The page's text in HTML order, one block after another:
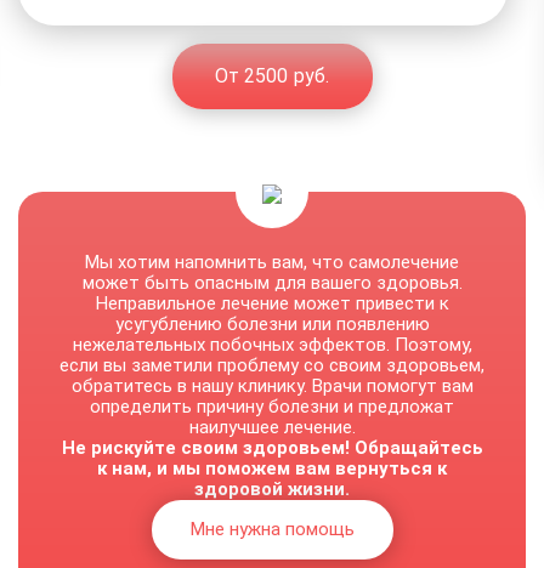
От 2500 руб.
Мы хотим напомнить вам, что самолечение
может быть опасным для вашего здоровья.
Неправильное лечение может привести к
усугублению болезни или появлению
нежелательных побочных эффектов. Поэтому,
если вы заметили проблему со своим здоровьем,
обратитесь в нашу клинику. Врачи помогут вам
определить причину болезни и предложат
наилучшее лечение.
Не рискуйте своим здоровьем! Обращайтесь
к нам, и мы поможем вам вернуться к
здоровой жизни.
Мне нужна помощь